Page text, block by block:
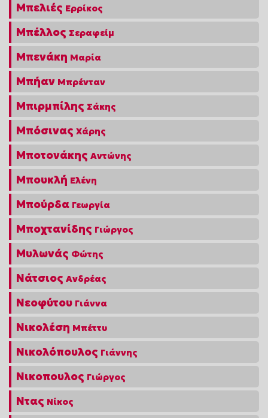
Μπελιές Ερρίκος
Μπέλλος Σεραφείμ
Μπενάκη Μαρία
Μπήαν Μπρένταν
Μπιρμπίλης Σάκης
Μπόσινας Χάρης
Μποτονάκης Αντώνης
Μπουκλή Ελένη
Μπούρδα Γεωργία
Μποχτανίδης Γιώργος
Μυλωνάς Φώτης
Νάτσιος Ανδρέας
Νεοφύτου Γιάννα
Νικολέση Μπέττυ
Νικολόπουλος Γιάννης
Νικοπουλος Γιώργος
Ντας Νίκος